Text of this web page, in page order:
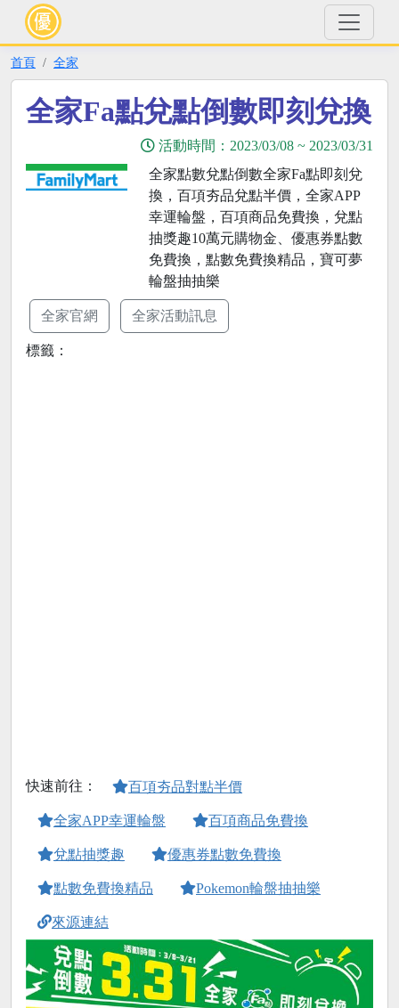
首頁 全家
全家Fa點兌點倒數即刻兌換
活動時間： 2023/03/08 ~ 2023/03/31
全家點數兌點倒數全家Fa點即刻兌
換，百項夯品兌點半價，全家APP
幸運輪盤，百項商品免費換，兌點
抽獎趣10萬元購物金、優惠券點數
免費換，點數免費換精品，寶可夢
輪盤抽抽樂
全家官網 全家活動訊息
標籤：
快速前往： 百項夯品對點半價
全家APP幸運輪盤 百項商品免費換
兌點抽獎趣 優惠券點數免費換
點數免費換精品 Pokemon輪盤抽抽樂
來源連結